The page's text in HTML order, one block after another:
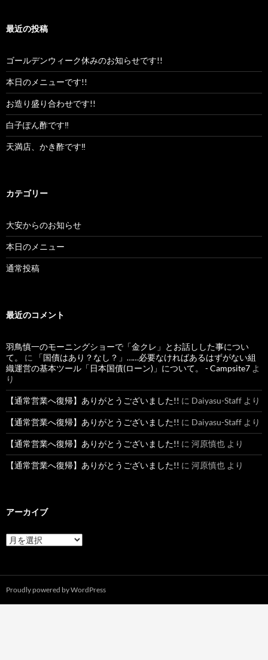
最近の投稿
ゴールデンウィーク休みのお知らせです!!
本日のメニューです!!
お造り盛り合わせです!!
白子ぽん酢です‼︎
天満店、かき酢です‼︎
カテゴリー
大安からのお知らせ
本日のメニュー
通常投稿
最近のコメント
羽鳥慎一のモーニングショーで「金クレ」とお話しした事につい
て。
に
「国債はあり？なし？」……必要なければあるはずがない組
織運営の基本ツール「日本国債(ローン)」について。 - Campsite7 よ
り
【通常営業へ復帰】ありがとうございました!! に Daiyasu-Staff より
【通常営業へ復帰】ありがとうございました!! に Daiyasu-Staff より
【通常営業へ復帰】ありがとうございました!! に 河原慎也 より
【通常営業へ復帰】ありがとうございました!! に 河原慎也 より
アーカイブ
ア
ー
Proudly powered by WordPress